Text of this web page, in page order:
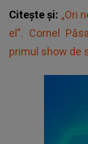
Citește și: „Ori
el”. Cornel
primul show de